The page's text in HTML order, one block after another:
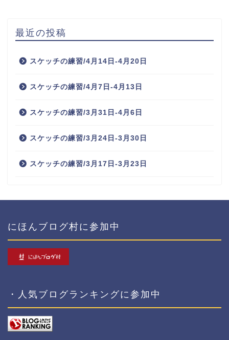
最近の投稿
スケッチの練習/4月14日-4月20日
スケッチの練習/4月7日-4月13日
スケッチの練習/3月31日-4月6日
スケッチの練習/3月24日-3月30日
スケッチの練習/3月17日-3月23日
にほんブログ村に参加中
・人気ブログランキングに参加中